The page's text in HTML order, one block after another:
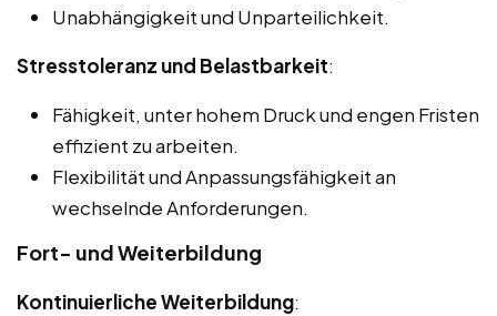
Unabhängigkeit und Unparteilichkeit.
Stresstoleranz und Belastbarkeit:
Fähigkeit, unter hohem Druck und engen Fristen
effizient zu arbeiten.
Flexibilität und Anpassungsfähigkeit an
wechselnde Anforderungen.
Fort- und Weiterbildung
Kontinuierliche Weiterbildung: